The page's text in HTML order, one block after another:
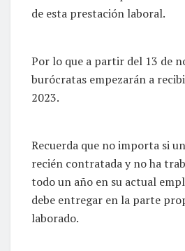
de esta prestación laboral.
Por lo que a partir del 13 de
burócratas empezarán a
2023.
Recuerda que no importa si
recién contratada y no ha
todo un año en su actual
debe entregar en la parte
laborado.